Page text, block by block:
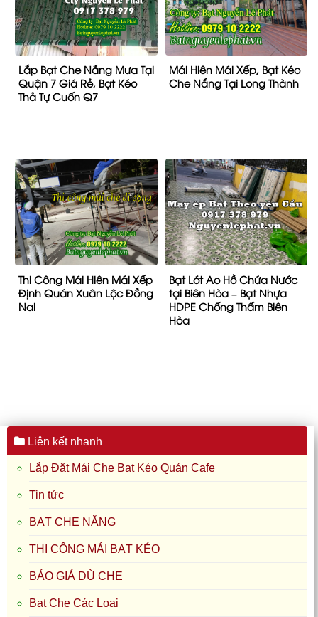
Lắp Bạt Che Nắng Mưa Tại
Quận 7 Giá Rẻ, Bạt Kéo
Thả Tự Cuốn Q7
Mái Hiên Mái Xếp, Bạt Kéo
Che Nắng Tại Long Thành
Thi Công Mái Hiên Mái Xếp
Định Quán Xuân Lộc Đồng
Nai
Bạt Lót Ao Hồ Chứa Nước
tại Biên Hòa – Bạt Nhựa
HDPE Chống Thấm Biên
Hòa
Liên kết nhanh
Lắp Đặt Mái Che Bạt Kéo Quán Cafe
Tin tức
BẠT CHE NẮNG
THI CÔNG MÁI BẠT KÉO
BÁO GIÁ DÙ CHE
Bạt Che Các Loại